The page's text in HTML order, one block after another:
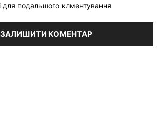
для подальшого клментування